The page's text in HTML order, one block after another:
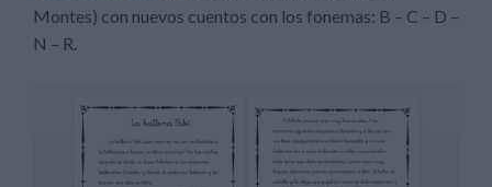
Montes) con nuevos cuentos con los fonemas: B – C – D –
N – R.